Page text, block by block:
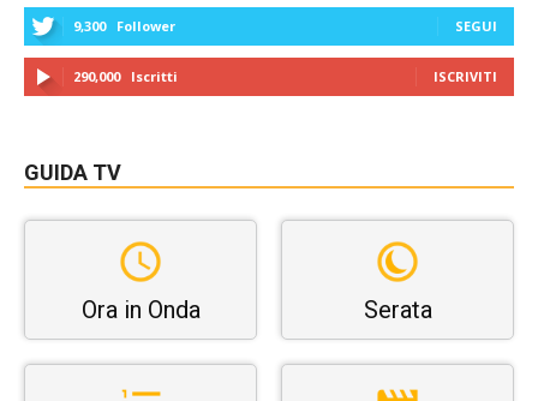
9,300 Follower SEGUI
290,000 Iscritti ISCRIVITI
GUIDA TV
Ora in Onda Serata